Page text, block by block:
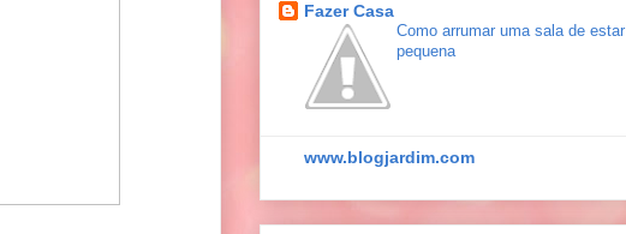
Fazer Casa
Como arrumar uma sala de estar
pequena
www.blogjardim.com